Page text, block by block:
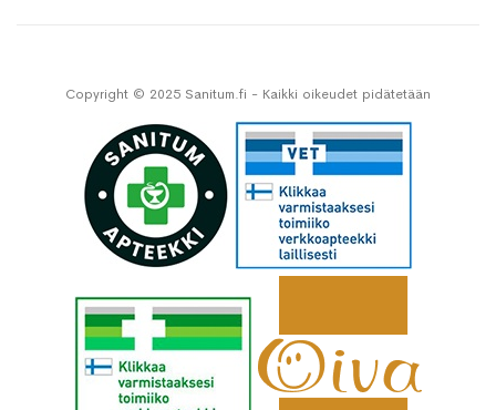
Copyright © 2025 Sanitum.fi - Kaikki oikeudet pidätetään